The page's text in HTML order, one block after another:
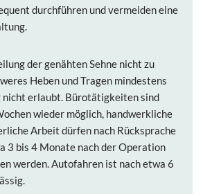
durchführen und vermeiden eine
der genähten Sehne nicht zu
Heben und Tragen mindestens
erlaubt. Bürotätigkeiten sind
wieder möglich, handwerkliche
Arbeit dürfen nach Rücksprache
3 bis 4 Monate nach der Operation
werden. Autofahren ist nach etwa 6